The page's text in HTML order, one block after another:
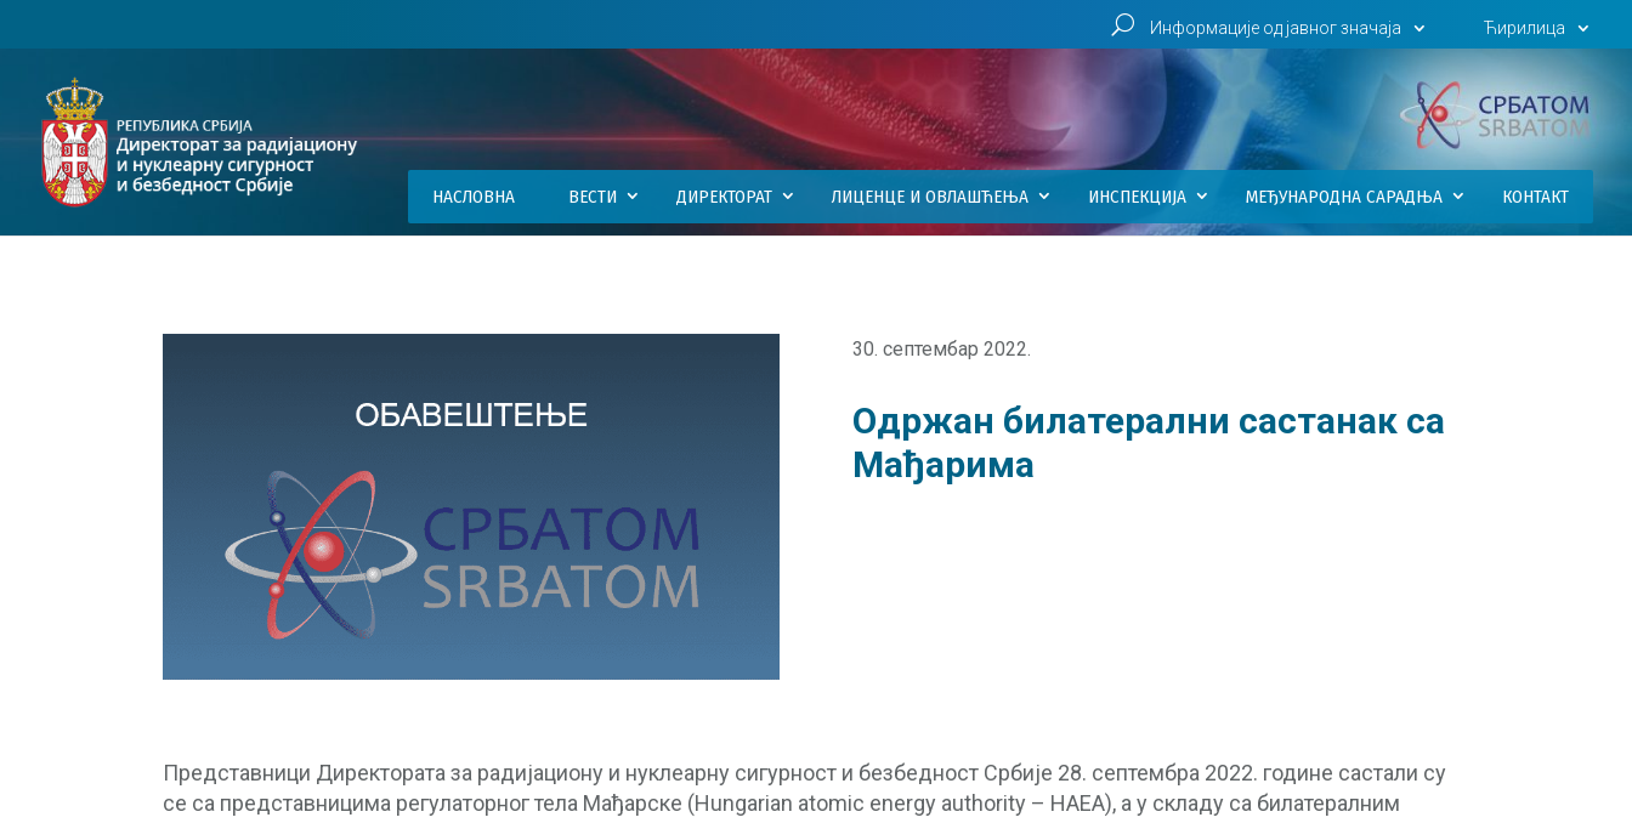
U Информације од јавног значаја Ћирилица
НАСЛОВНА ВЕСТИ ДИРЕКТОРАТ ЛИЦЕНЦЕ И ОВЛАШЋЕЊА ИНСПЕКЦИЈА МЕЂУНАРОДНА САРАДЊА КОНТАКТ
30. септембар 2022.
Одржан билатерални састанак са
Мађарима
Представници Директората за радијациону и нуклеарну сигурност и безбедност Србије 28. септембра 2022. године састали су
се са представницима регулаторног тела Мађарске (Hungarian atomic energy authority – HAEA), а у складу са билатералним